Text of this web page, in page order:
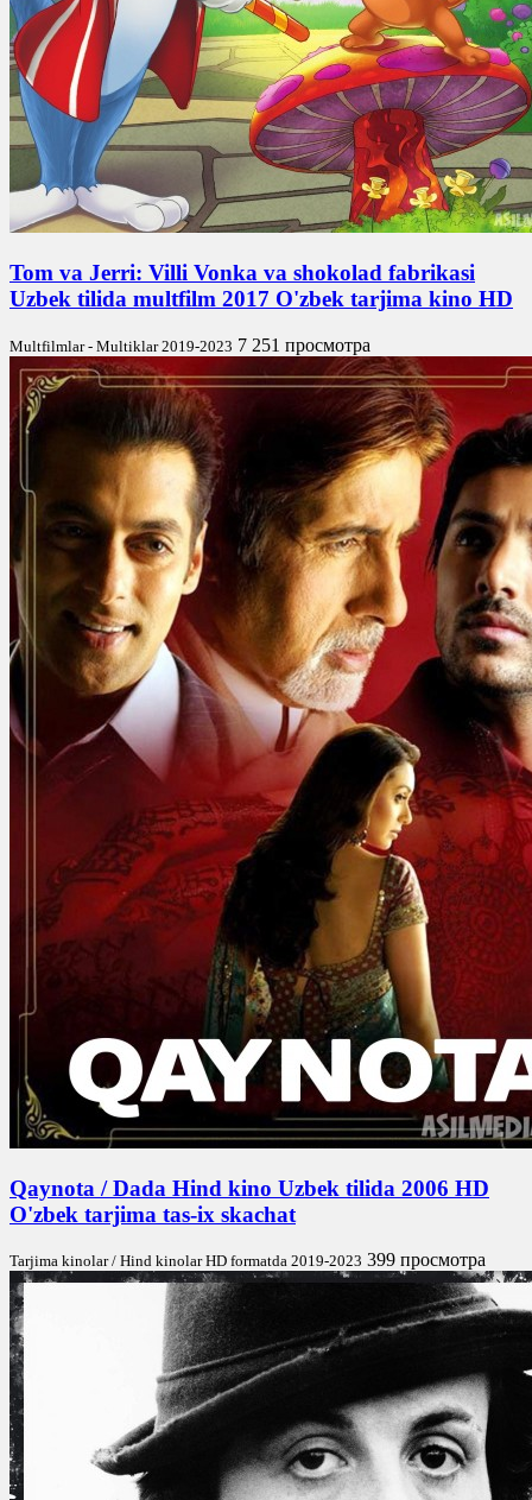
Tom va Jerri: Villi Vonka va shokolad fabrikasi
Uzbek tilida multfilm 2017 O'zbek tarjima kino HD
Multfilmlar - Multiklar 2019-2023 7 251 просмотра
Qaynota / Dada Hind kino Uzbek tilida 2006 HD
O'zbek tarjima tas-ix skachat
Tarjima kinolar / Hind kinolar HD formatda 2019-2023 399 просмотра